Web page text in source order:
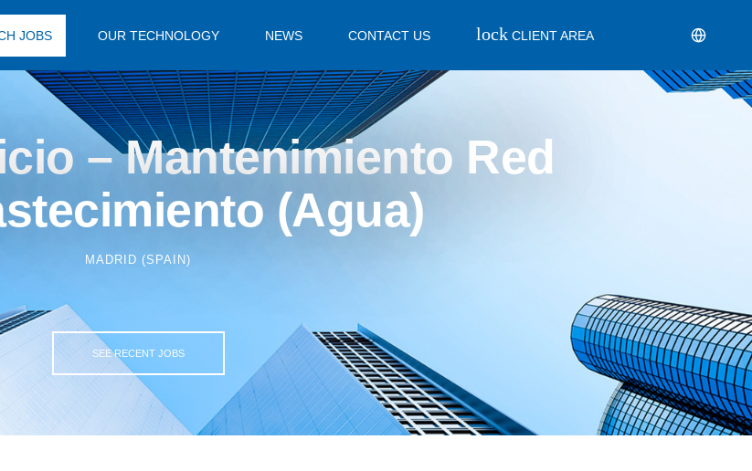
JOBS OUR TECHNOLOGY NEWS CONTACT US lockCLIENT AREA
– Mantenimiento Red
(Agua)
MADRID (SPAIN)
SEE RECENT JOBS